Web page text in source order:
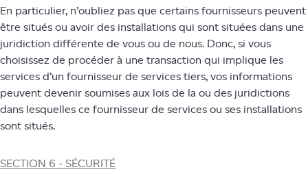
En particulier, n’oubliez pas que certains fournisseurs peuvent
être situés ou avoir des installations qui sont situées dans une
juridiction différente de vous ou de nous. Donc, si vous
choisissez de procéder à une transaction qui implique les
services d’un fournisseur de services tiers, vos informations
peuvent devenir soumises aux lois de la ou des juridictions
dans lesquelles ce fournisseur de services ou ses installations
sont situés.
SECTION 6 - SÉCURITÉ